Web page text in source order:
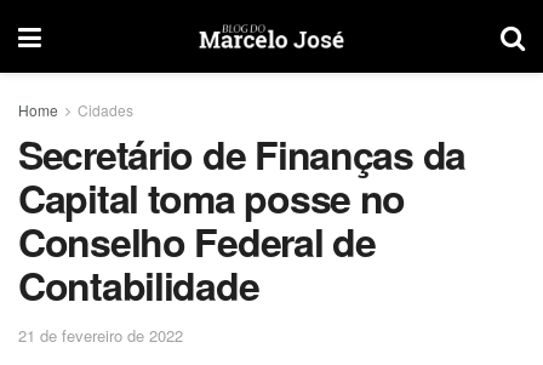
Home Cidades
Secretário de Finanças da
Capital toma posse no
Conselho Federal de
Contabilidade
21 de fevereiro de 2022